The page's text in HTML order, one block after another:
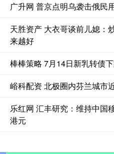
广升网 普京点明乌袭击俄民
天胜资产 大衣哥谈前儿媳：
来越好
棒棒策略 7月14日新乳转债
峪科配资 北极圈内芬兰城市
乐红网 汇丰研究：维持中国
港元